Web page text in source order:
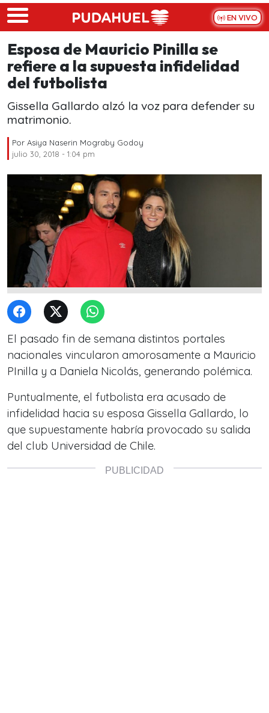
Skip to main content
EN VIVO
Esposa de Mauricio Pinilla se
refiere a la supuesta infidelidad
del futbolista
Gissella Gallardo alzó la voz para defender su
matrimonio.
Por Asiya Naserin Mograby Godoy
julio 30, 2018 - 1:04 pm
El pasado fin de semana distintos portales
nacionales vincularon amorosamente a Mauricio
PInilla y a Daniela Nicolás, generando polémica.
Puntualmente, el futbolista era acusado de
infidelidad hacia su esposa Gissella Gallardo, lo
que supuestamente habría provocado su salida
del club Universidad de Chile.